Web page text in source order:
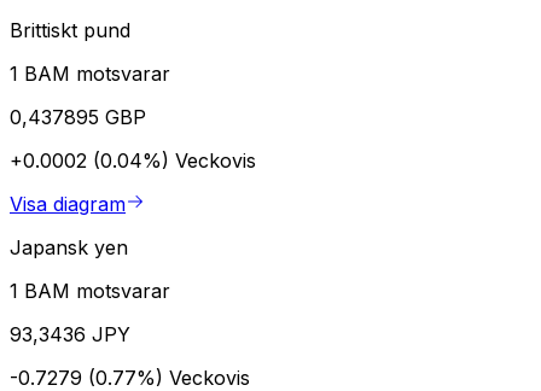
Brittiskt pund
1 BAM motsvarar
0,437895 GBP
+0.0002 (0.04%) Veckovis
Visa diagram
Japansk yen
1 BAM motsvarar
93,3436 JPY
-0.7279 (0.77%) Veckovis